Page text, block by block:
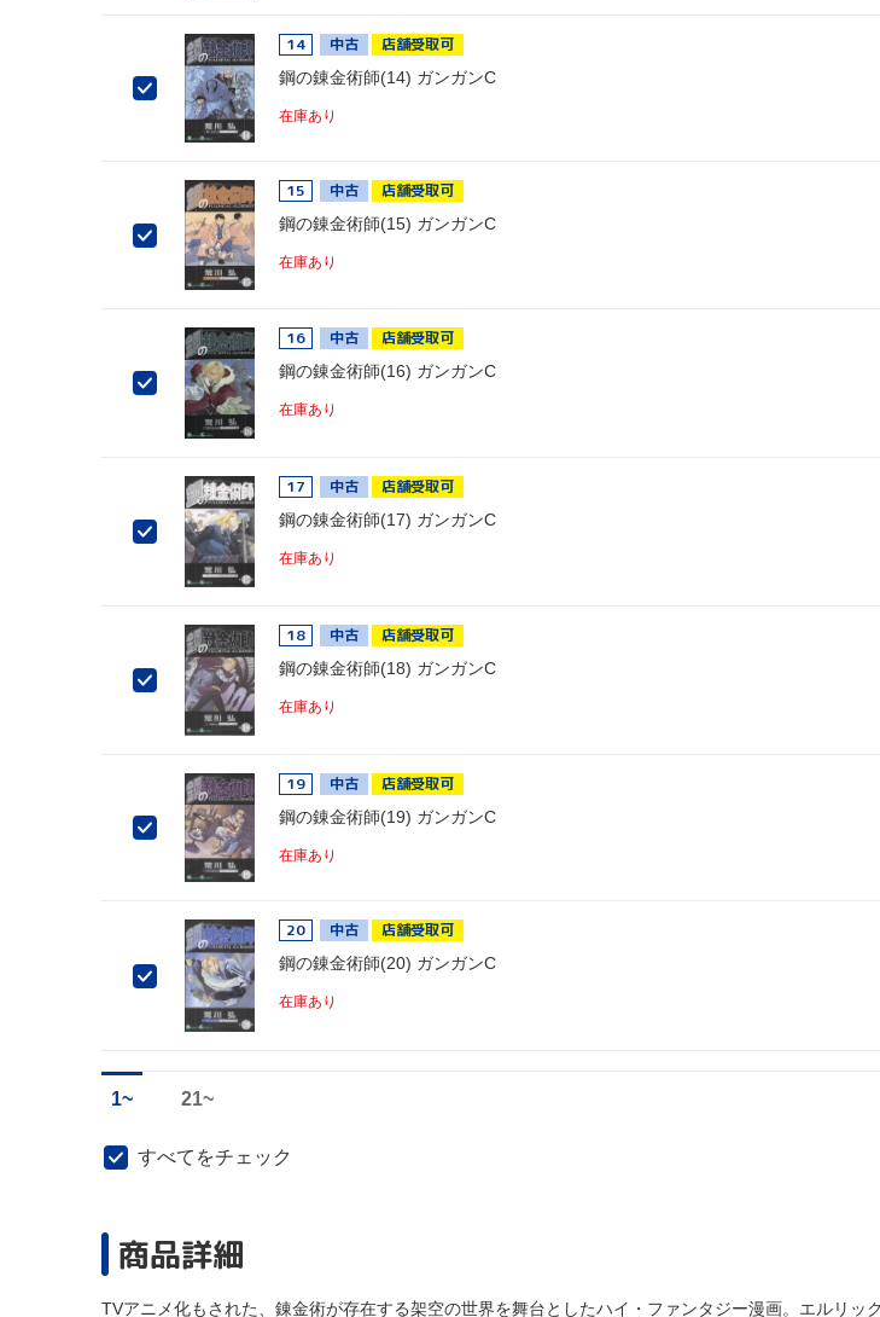
14 中古 店舗受取可
鋼の錬金術師(14) ガンガンC
在庫あり
15 中古 店舗受取可
鋼の錬金術師(15) ガンガンC
在庫あり
16 中古 店舗受取可
鋼の錬金術師(16) ガンガンC
在庫あり
17 中古 店舗受取可
鋼の錬金術師(17) ガンガンC
在庫あり
18 中古 店舗受取可
鋼の錬金術師(18) ガンガンC
在庫あり
19 中古 店舗受取可
鋼の錬金術師(19) ガンガンC
在庫あり
20 中古 店舗受取可
鋼の錬金術師(20) ガンガンC
在庫あり
1~ 21~
すべてをチェック
商品詳細
TVアニメ化もされた、錬金術が存在する架空の世界を舞台としたハイ・ファンタジー漫画。エルリッ